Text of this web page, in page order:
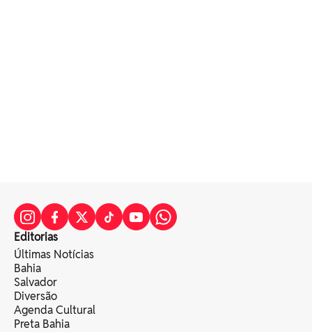
Editorias
Últimas Notícias
Bahia
Salvador
Diversão
Agenda Cultural
Preta Bahia